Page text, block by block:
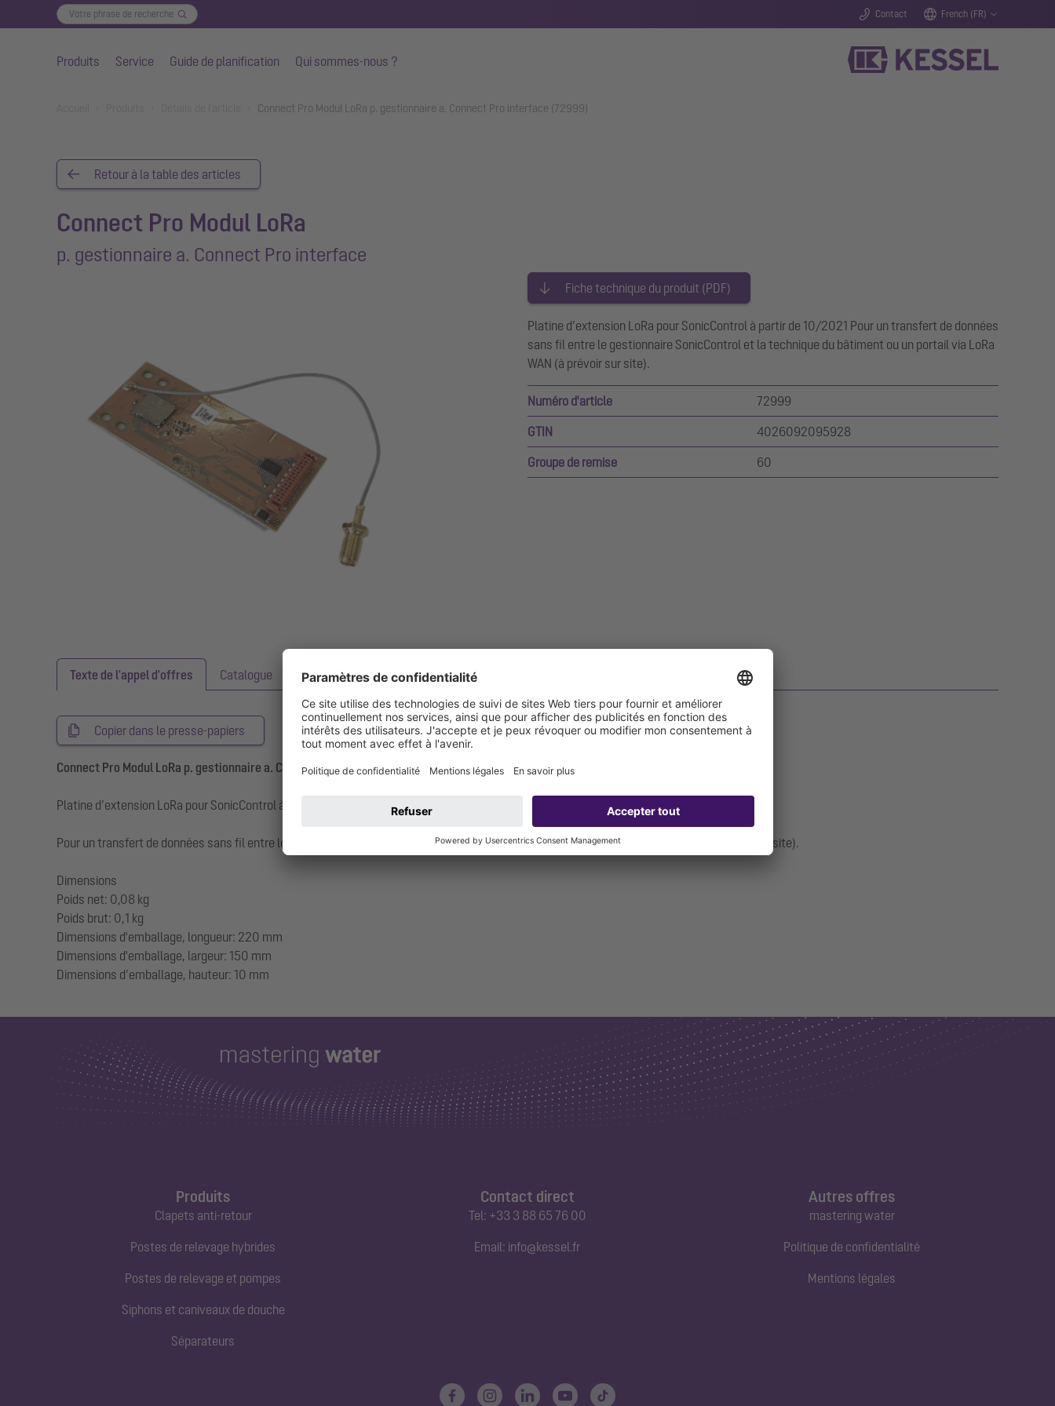
Contact French (FR)
Produits Service Guide de planification Qui sommes-nous ?
Connect Pro Modul LoRa p. gestionnaire a. Connect Pro interface (72999)
Retour à la table des articles
Connect Pro Modul LoRa
p. gestionnaire a. Connect Pro interface
Fiche technique du produit (PDF)
Platine d’extension LoRa pour SonicControl à partir de 10/2021 Pour un transfert de données
sans fil entre le gestionnaire SonicControl et la technique du bâtiment ou un portail via LoRa
WAN (à prévoir sur site).
Numéro d'article 72999
GTIN 4026092095928
Groupe de remise 60
Texte de l'appel d'offres Catalogue Téléchargements
Copier dans le presse-papiers
Connect Pro Modul LoRa p. gestionnaire a. Connect Pro interface
Platine d’extension LoRa pour SonicControl à partir de 10/2021
Pour un transfert de données sans fil entre le gestionnaire SonicControl et la technique du bâtiment ou un portail via LoRa WAN (à prévoir sur site).
Dimensions
Poids net: 0,08 kg
Poids brut: 0,1 kg
Dimensions d'emballage, longueur: 220 mm
Dimensions d'emballage, largeur: 150 mm
Produits
Clapets anti-retour
Postes de relevage hybrides
Postes de relevage et pompes
Siphons et caniveaux de douche
Séparateurs
Contact direct
Tel: +33 3 88 65 76 00
Email: info@kessel.fr
Autres offres
mastering water
Politique de confidentialité
Mentions légales